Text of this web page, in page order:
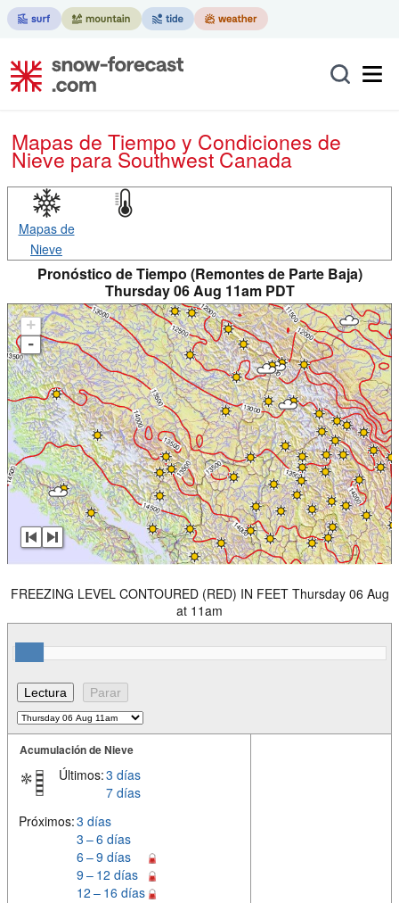
Mapas de Tiempo y Condiciones de
Nievepara Southwest Canada
Mapas de
Nieve
Pronóstico de Tiempo (Remontes de Parte Baja)
Thursday 06 Aug 11am PDT
+
-
FREEZING LEVEL CONTOURED (RED) IN FEET Thursday 06 Aug
at 11am
Acumulación de Nieve
Últimos:3 días
7 días
Próximos:3 días
3 – 6 días
6 – 9 días
9 – 12 días
12 – 16 días